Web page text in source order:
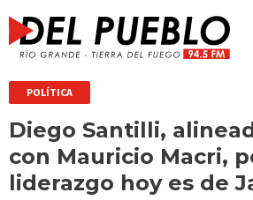
POLÍTICA
Diego Santilli,
con Mauricio Macri,
liderazgo hoy es de